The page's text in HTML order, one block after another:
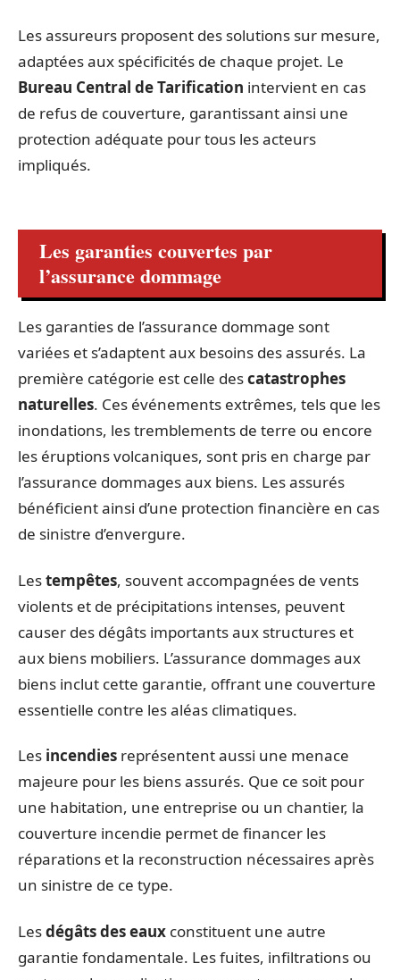
Les assureurs proposent des solutions sur mesure,
adaptées aux spécificités de chaque projet. Le
Bureau Central de Tarification intervient en cas
de refus de couverture, garantissant ainsi une
protection adéquate pour tous les acteurs
impliqués.
Les garanties couvertes par
l’assurance dommage
Les garanties de l’assurance dommage sont
variées et s’adaptent aux besoins des assurés. La
première catégorie est celle descatastrophes
naturelles. Ces événements extrêmes, tels que les
inondations, les tremblements de terre ou encore
les éruptions volcaniques, sont pris en charge par
l’assurance dommages aux biens. Les assurés
bénéficient ainsi d’une protection financière en cas
de sinistre d’envergure.
Lestempêtes, souvent accompagnées de vents
violents et de précipitations intenses, peuvent
causer des dégâts importants aux structures et
aux biens mobiliers. L’assurance dommages aux
biens inclut cette garantie, offrant une couverture
essentielle contre les aléas climatiques.
Les incendies représentent aussi une menace
majeure pour les biens assurés. Que ce soit pour
une habitation, une entreprise ou un chantier, la
couverture incendie permet de financer les
réparations et la reconstruction nécessaires après
un sinistre de ce type.
Lesdégâts des eaux constituent une autre
garantie fondamentale. Les fuites, infiltrations ou